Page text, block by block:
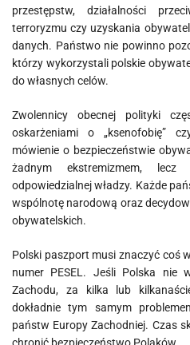
przestępstw, działalności
terroryzmu czy uzyskania
danych. Państwo nie powinno
którzy wykorzystali polskie
do własnych celów.
Zwolennicy obecnej polityki
oskarżeniami o „ksenofobię”
mówienie o bezpieczeństwie
żadnym ekstremizmem, lecz
odpowiedzialnej władzy. Każde
wspólnotę narodową oraz
obywatelskich.
Polski paszport musi znaczyć coś
numer PESEL. Jeśli Polska nie
Zachodu, za kilka lub
dokładnie tym samym
państw Europy Zachodniej. Czas